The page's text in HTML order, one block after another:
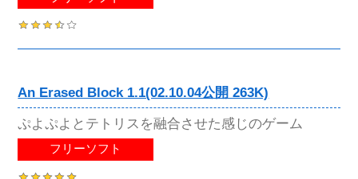
An Erased Block 1.1(02.10.04公開 263K)
ぷよぷよとテトリスを融合させた感じのゲーム
フリーソフト